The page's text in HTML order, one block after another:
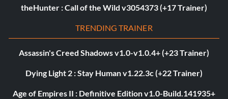
theHunter : Call of the Wild v3054373 (+17 Trainer)
TRENDING TRAINER
Assassin's Creed Shadows v1.0-v1.0.4+ (+23 Trainer)
Dying Light 2 : Stay Human v1.22.3c (+22 Trainer)
Age of Empires II : Definitive Edition v1.0-Build.141935+